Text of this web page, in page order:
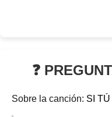
❓
Sobre la canción: SI